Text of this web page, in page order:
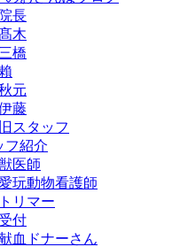
院長
木
三橋
賴
元
藤
旧スタッフ
フ紹介
医師
玩動物看護師
トリマー
受付
血ドナーさん